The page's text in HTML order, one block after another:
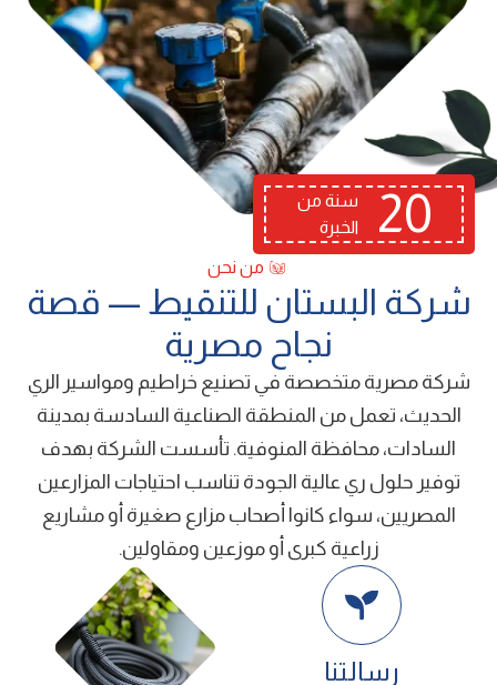
سنة من
الخبرة
20
من نحن
ﺷﺮﻛﺔ اﻟﺒﺴﺘﺎن ﻟﻠﺘﻨﻘﻴﻂ — ﻗﺼﺔ
ﻧﺠﺎح ﻣﺼﺮﻳﺔ
شركة ﻣﺼﺮﻳﺔ ﻣﺘﺨﺼﺼﺔ ﻓﻲ ﺗﺼﻨﻴﻊ ﺧﺮاﻃﻴﻢ وﻣﻮاﺳﻴﺮ اﻟﺮي
اﻟﺤﺪﻳﺚ، ﺗﻌﻤﻞ ﻣﻦ اﻟﻤﻨﻄﻘﺔ اﻟﺼﻨﺎﻋﻴﺔ اﻟﺴﺎدﺳﺔ ﺑﻤﺪﻳﻨﺔ
اﻟﺴﺎدات، ﻣﺤﺎﻓﻈﺔ اﻟﻤﻨﻮﻓﻴﺔ. ﺗﺄﺳﺴﺖ اﻟﺸﺮﻛﺔ ﺑﻬﺪف
ﺗﻮﻓﻴﺮ ﺣﻠﻮل ري ﻋﺎﻟﻴﺔ اﻟﺠﻮدة ﺗﻨﺎﺳﺐ اﺣﺘﻴﺎﺟﺎت اﻟﻤﺰارﻋﻴﻦ
اﻟﻤﺼﺮﻳﻴﻦ، ﺳﻮاء ﻛﺎﻧﻮا أﺻﺤﺎب ﻣﺰارع ﺻﻐﻴﺮة أو ﻣﺸﺎرﻳﻊ
زراﻋﻴﺔ ﻛﺒﺮى أو ﻣﻮزﻋﻴﻦ وﻣﻘﺎوﻟﻴﻦ.
رﺳﺎﻟﺘﻨﺎ